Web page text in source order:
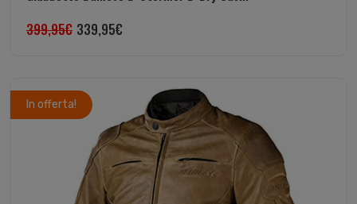
399,95€ 339,95€
In offerta!